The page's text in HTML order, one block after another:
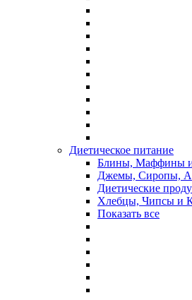
Диетическое питание
Блины, Маффины
Джемы, Сиропы,
Диетические
Хлебцы, Чипсы и
Показать все